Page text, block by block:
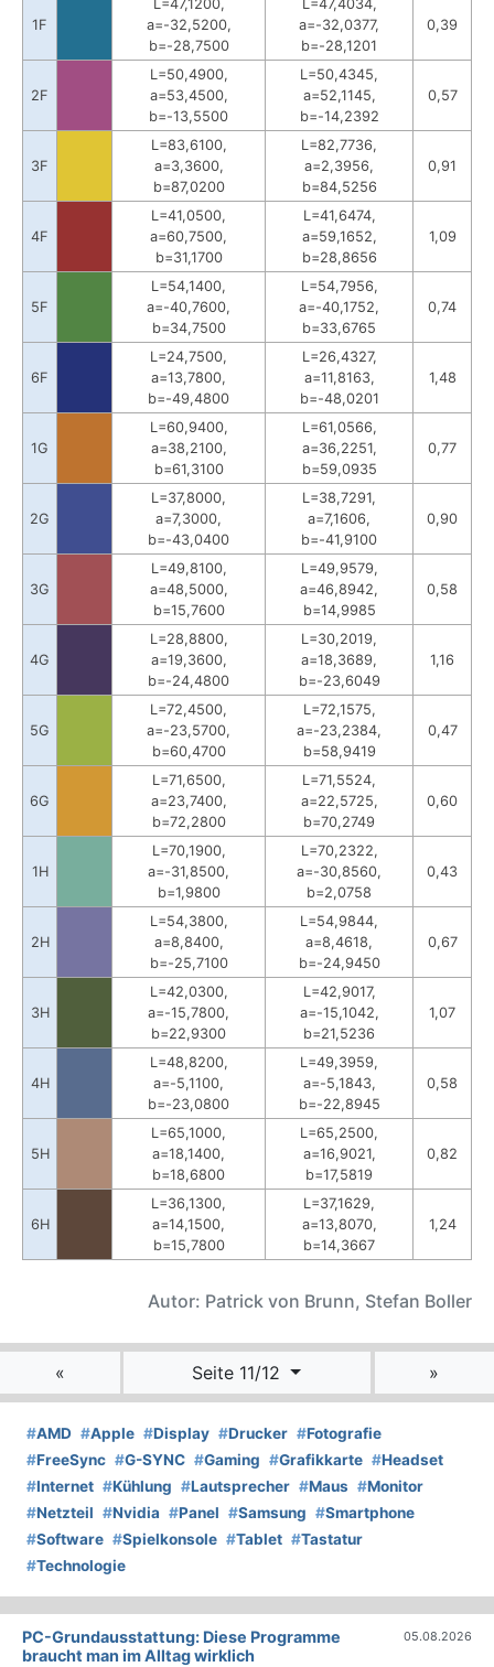
1F
L=47,1200,
a=-32,5200,
b=-28,7500
L=47,4034,
a=-32,0377,
b=-28,1201
0,39
2F
L=50,4900,
a=53,4500,
b=-13,5500
L=50,4345,
a=52,1145,
b=-14,2392
0,57
3F
L=83,6100,
a=3,3600,
b=87,0200
L=82,7736,
a=2,3956,
b=84,5256
0,91
4F
L=41,0500,
a=60,7500,
b=31,1700
L=41,6474,
a=59,1652,
b=28,8656
1,09
5F
L=54,1400,
a=-40,7600,
b=34,7500
L=54,7956,
a=-40,1752,
b=33,6765
0,74
6F
L=24,7500,
a=13,7800,
b=-49,4800
L=26,4327,
a=11,8163,
b=-48,0201
1,48
1G
L=60,9400,
a=38,2100,
b=61,3100
L=61,0566,
a=36,2251,
b=59,0935
0,77
2G
L=37,8000,
a=7,3000,
b=-43,0400
L=38,7291,
a=7,1606,
b=-41,9100
0,90
3G
L=49,8100,
a=48,5000,
b=15,7600
L=49,9579,
a=46,8942,
b=14,9985
0,58
4G
L=28,8800,
a=19,3600,
b=-24,4800
L=30,2019,
a=18,3689,
b=-23,6049
1,16
5G
L=72,4500,
a=-23,5700,
b=60,4700
L=72,1575,
a=-23,2384,
b=58,9419
0,47
6G
L=71,6500,
a=23,7400,
b=72,2800
L=71,5524,
a=22,5725,
b=70,2749
0,60
1H
L=70,1900,
a=-31,8500,
b=1,9800
L=70,2322,
a=-30,8560,
b=2,0758
0,43
2H
L=54,3800,
a=8,8400,
b=-25,7100
L=54,9844,
a=8,4618,
b=-24,9450
0,67
3H
L=42,0300,
a=-15,7800,
b=22,9300
L=42,9017,
a=-15,1042,
b=21,5236
1,07
4H
L=48,8200,
a=-5,1100,
b=-23,0800
L=49,3959,
a=-5,1843,
b=-22,8945
0,58
5H
L=65,1000,
a=18,1400,
b=18,6800
L=65,2500,
a=16,9021,
b=17,5819
0,82
6H
L=36,1300,
a=14,1500,
b=15,7800
L=37,1629,
a=13,8070,
b=14,3667
1,24
Autor: Patrick von Brunn, Stefan Boller
« Seite 11/12 »
#AMD #Apple #Display #Drucker #Fotografie
#FreeSync #G-SYNC #Gaming #Grafikkarte #Headset
#Internet #Kühlung #Lautsprecher #Maus #Monitor
#Netzteil #Nvidia #Panel #Samsung #Smartphone
#Software #Spielkonsole #Tablet #Tastatur
#Technologie
PC-Grundausstattung: Diese Programme
braucht man im Alltag wirklich
05.08.2026